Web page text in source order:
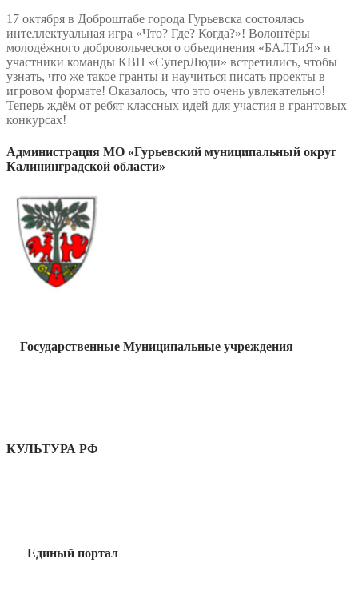
17 октября в Доброштабе города Гурьевска состоялась
интеллектуальная игра «Что? Где? Когда?»! Волонтёры
молодёжного добровольческого объединения «БАЛТиЯ» и
участники команды КВН «СуперЛюди» встретились, чтобы
узнать, что же такое гранты и научиться писать проекты в
игровом формате! Оказалось, что это очень увлекательно!
Теперь ждём от ребят классных идей для участия в грантовых
конкурсах!
Администрация МО «Гурьевский муниципальный округ
Калининградской области»
Государственные Муниципальные учреждения
КУЛЬТУРА РФ
Единый портал